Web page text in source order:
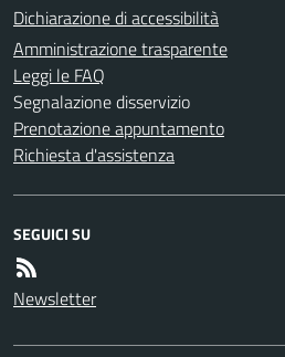
Dichiarazione di accessibilità
Amministrazione trasparente
Leggi le FAQ
Segnalazione disservizio
Prenotazione appuntamento
Richiesta d'assistenza
SEGUICI SU
Newsletter